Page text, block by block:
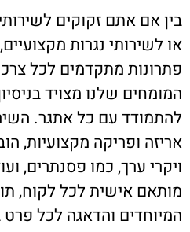
בין אם אתם זקוקים
או לשירותי נגרות
פתרונות מתקדמים לכל
המומחים שלנו מצויד
להתמודד עם כל אתגר.
אריזה ופריקה מקצועיות,
ויקרי ערך, כמו פסנתרים,
מותאם אישית לכל לקוח,
המיוחדים והדאגה לכל